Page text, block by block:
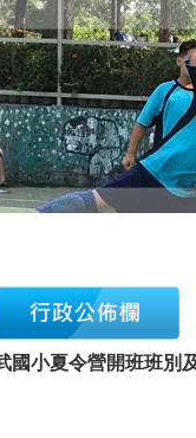
國小夏令營開班班別